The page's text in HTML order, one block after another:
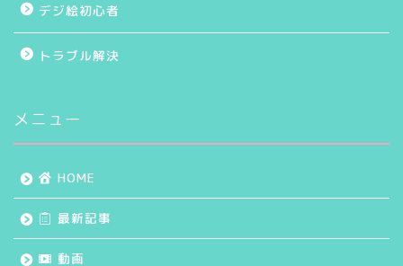
デジ絵初心者
トラブル解決
メニュー
HOME
最新記事
動画